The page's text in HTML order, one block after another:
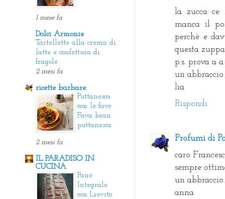
la zucca
manca il
perchè e
questa
p.s. prova a
un abbraccio
lia
Rispondi
Profumi di
caro
sempre
un abbraccio
anna
1 mese fa
Dolci Armonie
Tartellette alla crema di
latte e confettura di
fragole
2 mesi fa
ricette barbare
Puttanesca
con le fave
Fava bean
puttanesca
2 mesi fa
IL PARADISO IN
CUCINA
Pane
Integrale
con Lievito